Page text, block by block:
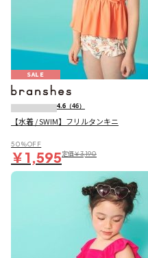
SALE
4.6 （46）
【水着 / SWIM】フリルタンキニ
50％OFF
￥1,595定価￥3,190